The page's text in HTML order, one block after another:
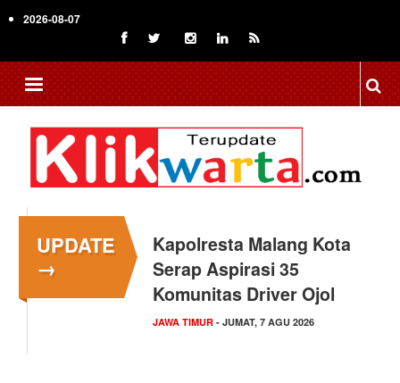
to
content
2026-08-07
UPDATE
→
Kapolresta Malang Kota
Serap Aspirasi 35
Komunitas Driver Ojol
JAWA TIMUR - JUMAT, 7 AGU 2026